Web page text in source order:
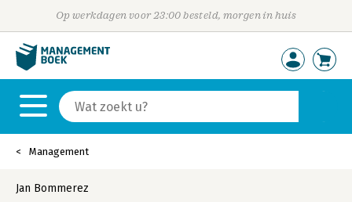
Op werkdagen voor 23:00 besteld, morgen in huis
Management
Jan Bommerez